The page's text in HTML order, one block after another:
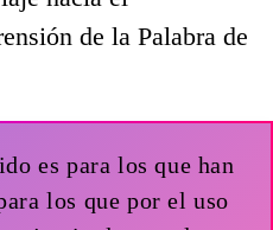
de la Palabra de
es para los que han
los que por el uso